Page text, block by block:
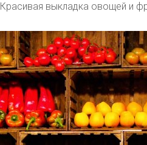
Красивая выкладка овощей и